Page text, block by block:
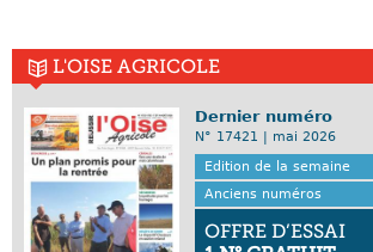
L'OISE AGRICOLE
Dernier numéro
N° 17421 | mai 2026
Edition de la semaine
Anciens numéros
OFFRE D’ESSAI